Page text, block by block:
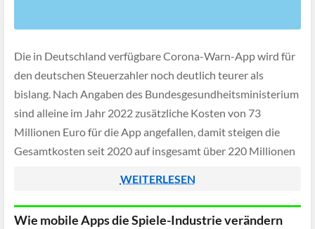
Die in Deutschland verfügbare Corona-Warn-App wird für
den deutschen Steuerzahler noch deutlich teurer als
bislang. Nach Angaben des Bundesgesundheitsministerium
sind alleine im Jahr 2022 zusätzliche Kosten von 73
Millionen Euro für die App angefallen, damit steigen die
Gesamtkosten seit 2020 auf insgesamt über 220 Millionen
WEITERLESEN
Wie mobile Apps die Spiele-Industrie verändern